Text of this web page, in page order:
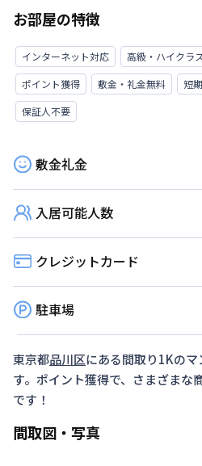
お部屋の特徴
インターネット対応 高級・ハイクラス
ポイント獲得
敷金・礼金無料 短
保証人不要
敷金礼金
入居可能人数
クレジットカード
駐車場
東京都品川区にある間取り1Kのマ
す。ポイント獲得で、さまざまな
です！
間取図・写真